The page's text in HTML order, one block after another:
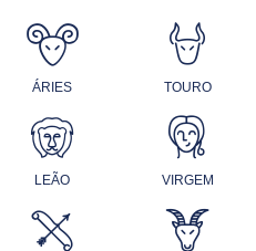
ÁRIES TOURO
LEÃO VIRGEM